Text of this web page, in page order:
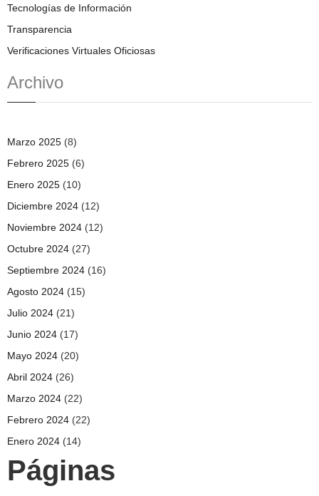
Tecnologías de Información
Transparencia
Verificaciones Virtuales Oficiosas
Archivo
Marzo 2025 (8)
Febrero 2025 (6)
Enero 2025 (10)
Diciembre 2024 (12)
Noviembre 2024 (12)
Octubre 2024 (27)
Septiembre 2024 (16)
Agosto 2024 (15)
Julio 2024 (21)
Junio 2024 (17)
Mayo 2024 (20)
Abril 2024 (26)
Marzo 2024 (22)
Febrero 2024 (22)
Enero 2024 (14)
Páginas